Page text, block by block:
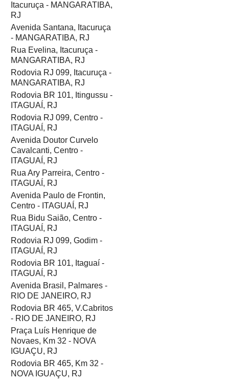
Itacuruça - MANGARATIBA,
RJ
Avenida Santana, Itacuruça
- MANGARATIBA, RJ
Rua Evelina, Itacuruça -
MANGARATIBA, RJ
Rodovia RJ 099, Itacuruça -
MANGARATIBA, RJ
Rodovia BR 101, Itingussu -
ITAGUAÍ, RJ
Rodovia RJ 099, Centro -
ITAGUAÍ, RJ
Avenida Doutor Curvelo
Cavalcanti, Centro -
ITAGUAÍ, RJ
Rua Ary Parreira, Centro -
ITAGUAÍ, RJ
Avenida Paulo de Frontin,
Centro - ITAGUAÍ, RJ
Rua Bidu Saião, Centro -
ITAGUAÍ, RJ
Rodovia RJ 099, Godim -
ITAGUAÍ, RJ
Rodovia BR 101, Itaguaí -
ITAGUAÍ, RJ
Avenida Brasil, Palmares -
RIO DE JANEIRO, RJ
Rodovia BR 465, V.Cabritos
- RIO DE JANEIRO, RJ
Praça Luís Henrique de
Novaes, Km 32 - NOVA
IGUAÇU, RJ
Rodovia BR 465, Km 32 -
NOVA IGUAÇU, RJ